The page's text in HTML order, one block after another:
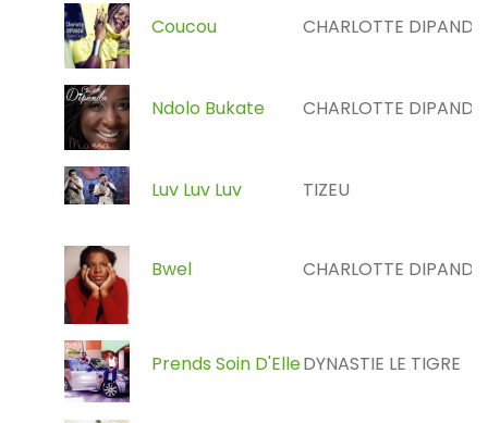
Coucou CHARLOTTE DIPANDA
Ndolo Bukate CHARLOTTE DIPANDA
Luv Luv Luv TIZEU
Bwel CHARLOTTE DIPANDA
Prends Soin D'ElleDYNASTIE LE TIGRE